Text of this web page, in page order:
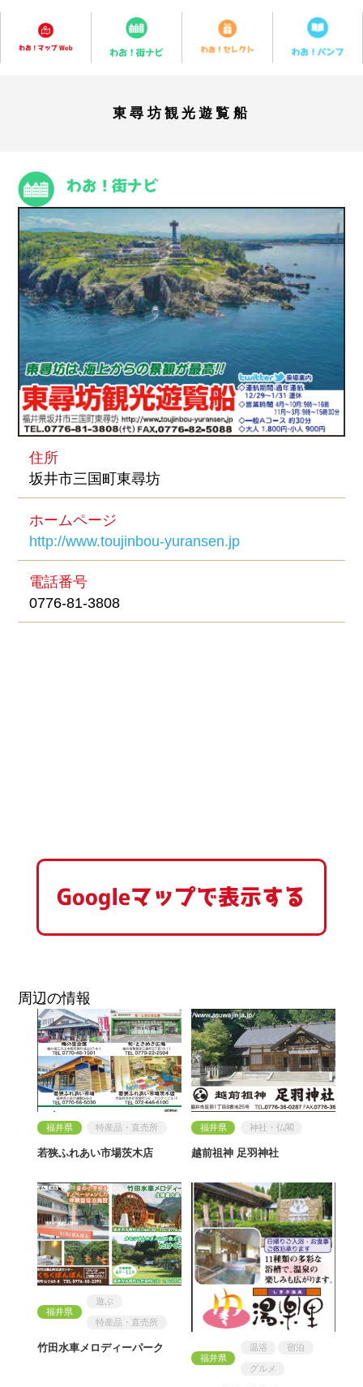
東尋坊観光遊覧船
住所
坂井市三国町東尋坊
ホームページ
http://www.toujinbou-yuransen.jp
電話番号
0776-81-3808
Googleマップで表示する
周辺の情報
福井県 特産品・直売所
若狭ふれあい市場茨木店
福井県 神社・仏閣
越前祖神 足羽神社
福井県
遊ぶ
特産品・直売所
竹田水車メロディーパーク
福井県
温浴 宿泊
グルメ